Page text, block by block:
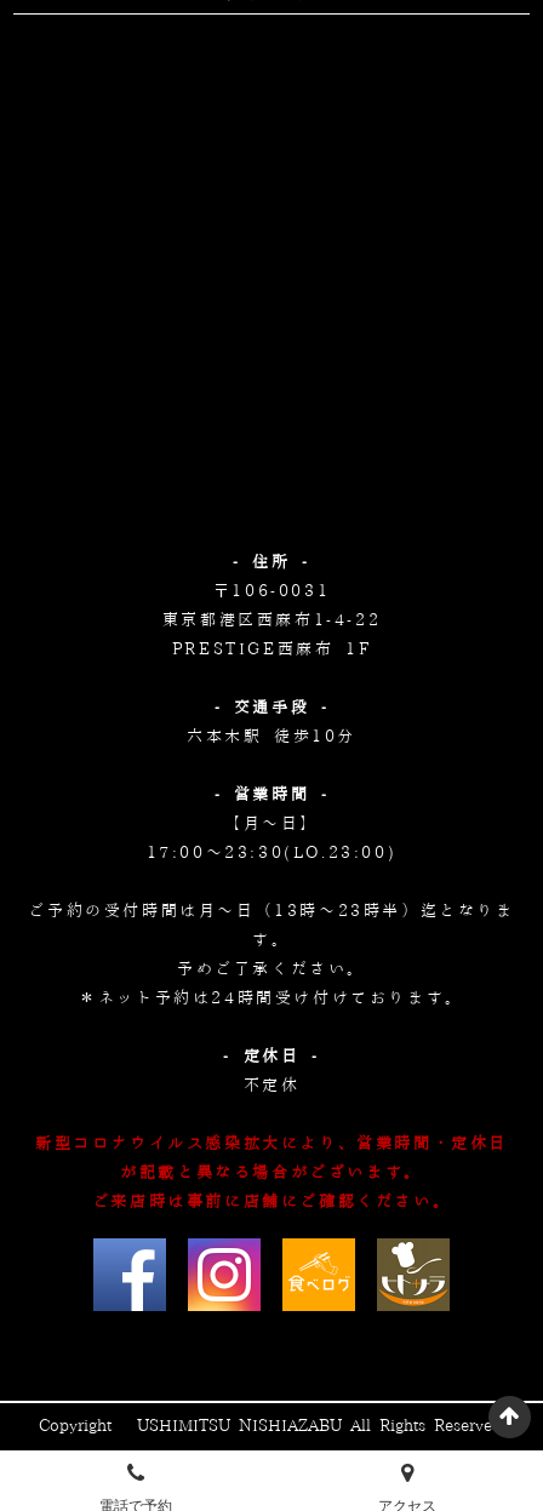
- 住所 -
〒106-0031
東京都港区西麻布1-4-22
PRESTIGE西麻布 1F
- 交通手段 -
六本木駅 徒歩10分
- 営業時間 -
【月～日】
17:00～23:30(LO.23:00)
ご予約の受付時間は月～日（13時～23時半）迄となりま
す。
予めご了承ください。
＊ネット予約は24時間受け付けております。
- 定休日 -
不定休
新型コロナウイルス感染拡大により、営業時間・定休日
が記載と異なる場合がございます。
ご来店時は事前に店舗にご確認ください。
Copyright © USHIMITSU NISHIAZABU All Rights Reserved.
電話で予約 アクセス